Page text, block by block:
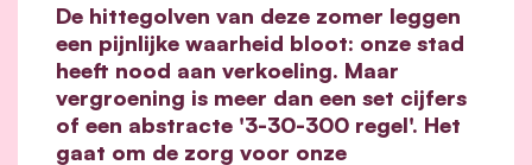
De hittegolven van deze zomer leggen
een pijnlijke waarheid bloot: onze stad
heeft nood aan verkoeling. Maar
vergroening is meer dan een set cijfers
of een abstracte '3-30-300 regel'. Het
gaat om de zorg voor onze